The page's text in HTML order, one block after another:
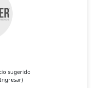
sugerido